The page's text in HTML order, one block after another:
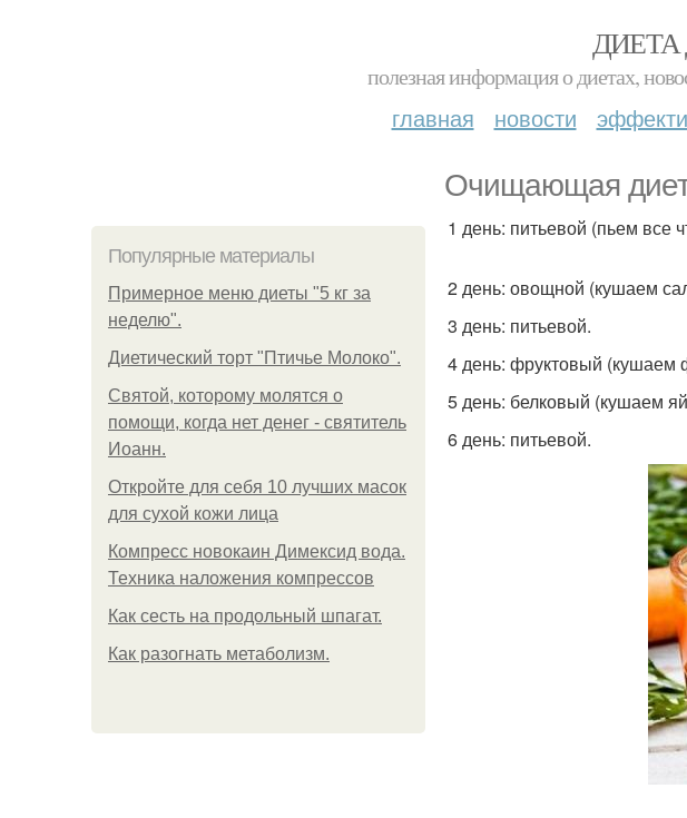
полезная информация о диетах,
главная новости
Очищающая
Популярные материалы
Примерное меню диеты "5 кг за
неделю".
Диетический торт "Птичье Молоко".
Святой, которому молятся о
помощи, когда нет денег - святитель
Иоанн.
Откройте для себя 10 лучших масок
для сухой кожи лица
Компресс новокаин Димексид вода.
Техника наложения компрессов
Как сесть на продольный шпагат.
Как разогнать метаболизм.
1 день: питьевой (пьем все
2 день: овощной (кушаем
3 день: питьевой.
4 день: фруктовый (кушаем
5 день: белковый (кушаем
6 день: питьевой.